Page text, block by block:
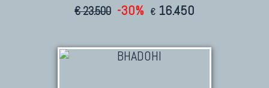
€ 23.500 -30% € 16.450